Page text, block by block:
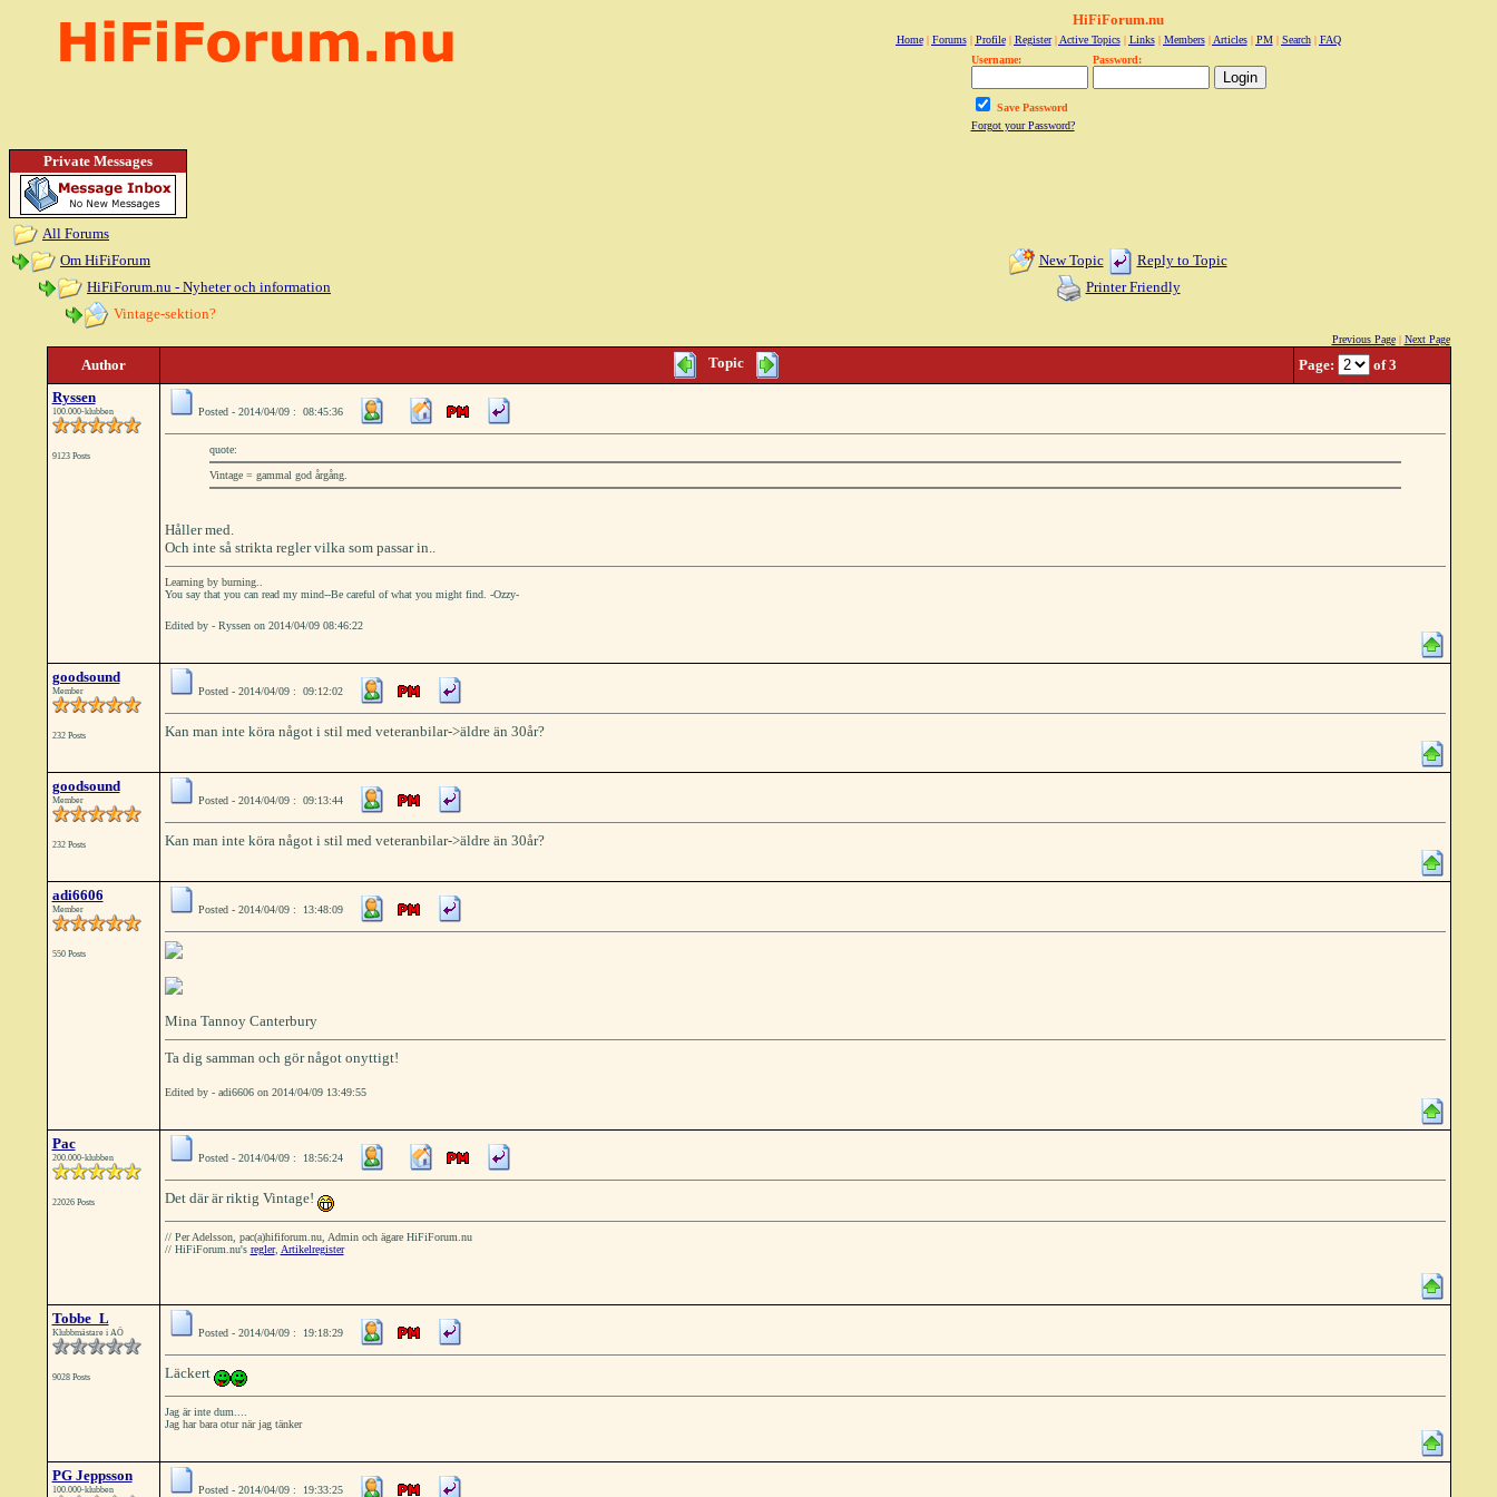
HiFiForum.nu
Home| Forums| Profile| Register| Active Topics| Links| Members| Articles| PM| Search| FAQ
Username:
Password:
Save Password
Forgot your Password?
Private Messages
All Forums
Om HiFiForum
HiFiForum.nu - Nyheter och information
Vintage-sektion?
New Topic
Reply to Topic
Printer Friendly
Previous Page| Next Page
Author Topic Page:
of 3
Ryssen
100.000-klubben
9123 Posts
Posted - 2014/04/09 : 08:45:36
quote:
Vintage = gammal god årgång.
Håller med.
Och inte så strikta regler vilka som passar in..
Learning by burning..
You say that you can read my mind--Be careful of what you might find. -Ozzy-
Edited by - Ryssen on 2014/04/09 08:46:22
goodsound
Member
232 Posts
Posted - 2014/04/09 : 09:12:02
Kan man inte köra något i stil med veteranbilar->äldre än 30år?
goodsound
Member
232 Posts
Posted - 2014/04/09 : 09:13:44
Kan man inte köra något i stil med veteranbilar->äldre än 30år?
adi6606
Member
550 Posts
Posted - 2014/04/09 : 13:48:09
Mina Tannoy Canterbury
Ta dig samman och gör något onyttigt!
Edited by - adi6606 on 2014/04/09 13:49:55
Pac
200.000-klubben
22026 Posts
Posted - 2014/04/09 : 18:56:24
Det där är riktig Vintage!
// Per Adelsson, pac(a)hififorum.nu, Admin och ägare HiFiForum.nu
// HiFiForum.nu's regler, Artikelregister
Tobbe_L
Klubbmästare i AÖ
9028 Posts
Posted - 2014/04/09 : 19:18:29
Läckert
Jag är inte dum....
Jag har bara otur när jag tänker
PG Jeppsson
100.000-klubben Posted - 2014/04/09 : 19:33:25